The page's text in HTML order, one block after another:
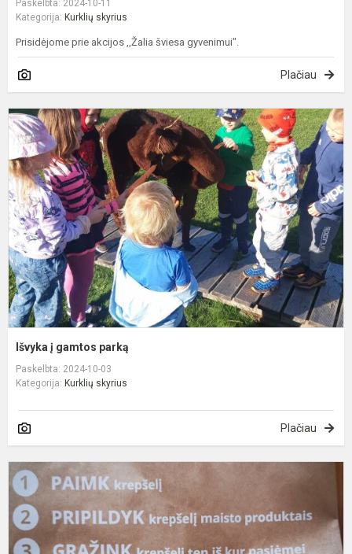
Paskelbta: 2024-10-11
Kategorija: Kurklių skyrius
Prisidėjome prie akcijos ,,Žalia šviesa gyvenimui".
Plačiau
Išvyka į gamtos parką
Paskelbta: 2024-10-03
Kategorija: Kurklių skyrius
Plačiau